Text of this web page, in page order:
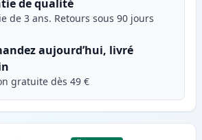
de qualité
de 3 ans. Retours sous 90 jours
aujourd’hui, livré
gratuite dès 49 €